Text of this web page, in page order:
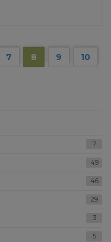
7 8 9 10
7
49
46
29
3
5